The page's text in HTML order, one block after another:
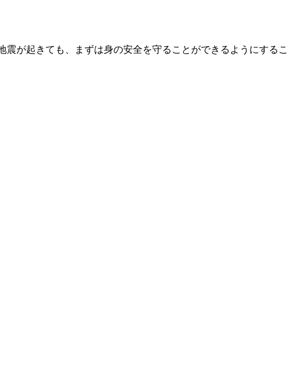
震が起きても、まずは身の安全を守ることができるようにするこ